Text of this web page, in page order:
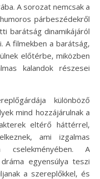
A sorozat nemcsak a
párbeszédekről
barátság dinamikájáról
A filmekben a barátság,
előtérbe, miközben
kalandok részesei
különböző
mind hozzájárulnak a
eltérő háttérrel,
ami izgalmas
A
egyensúlya teszi
a szereplőkkel, és